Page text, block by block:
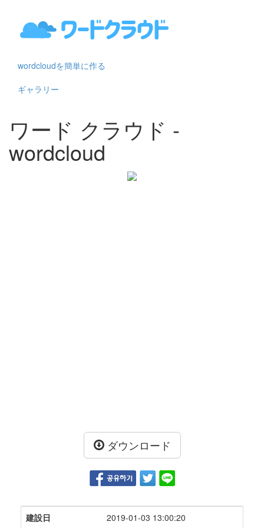
wordcloudを簡単に作る
ギャラリー
ワード クラウド -
wordcloud
ダウンロード
建設日 2019-01-03 13:00:20